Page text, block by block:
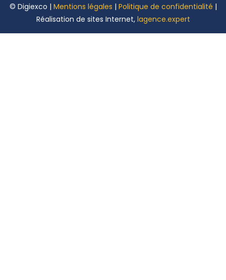
© Digiexco | Mentions légales | Politique de confidentialité |
Réalisation de sites Internet, lagence.expert